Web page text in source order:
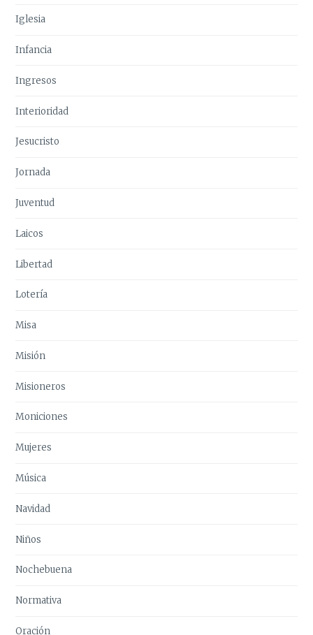
Iglesia
Infancia
Ingresos
Interioridad
Jesucristo
Jornada
Juventud
Laicos
Libertad
Lotería
Misa
Misión
Misioneros
Moniciones
Mujeres
Música
Navidad
Niños
Nochebuena
Normativa
Oración